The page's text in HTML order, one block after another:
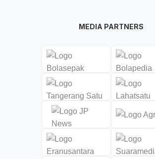
MEDIA PARTNERS